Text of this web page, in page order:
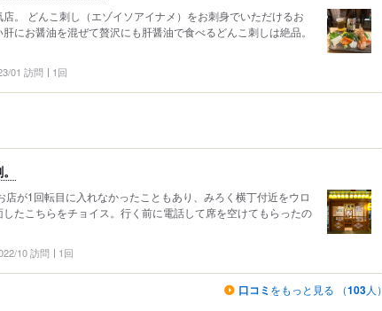
。 どんこ刺し（エゾイソアイナメ）をお刺身でいただけるお
にお醤油を混ぜて贅沢にも肝醤油で食べるどんこ刺しは絶品。
01 訪問 1回
が1回転目に入れなかったこともあり、みろく横丁付近をウロ
たこちらをチョイス。行く前に電話して席を空けてもらったの
10 訪問 1回
口コミ をもっと見る （103人）